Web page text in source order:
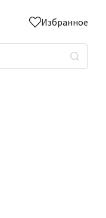
Избранное